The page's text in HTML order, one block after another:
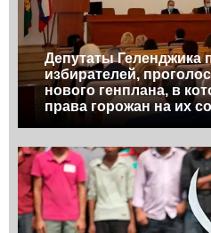
Депутаты Геленджика
избирателей,
нового генплана, в
права горожан на их